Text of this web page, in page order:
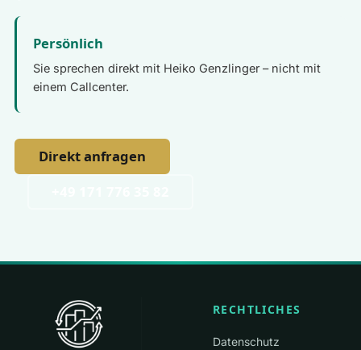
Persönlich
Sie sprechen direkt mit Heiko Genzlinger – nicht mit
einem Callcenter.
Direkt anfragen
RECHTLICHES
Datenschutz